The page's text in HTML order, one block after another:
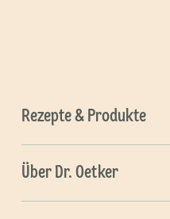
Rezepte & Produkte
Über Dr. Oetker